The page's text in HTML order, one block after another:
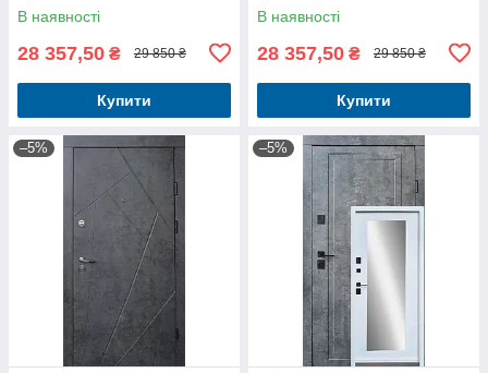
В наявності
28 357,50 ₴ 29 850 ₴
Купити
В наявності
28 357,50 ₴ 29 850 ₴
Купити
–5% –5%